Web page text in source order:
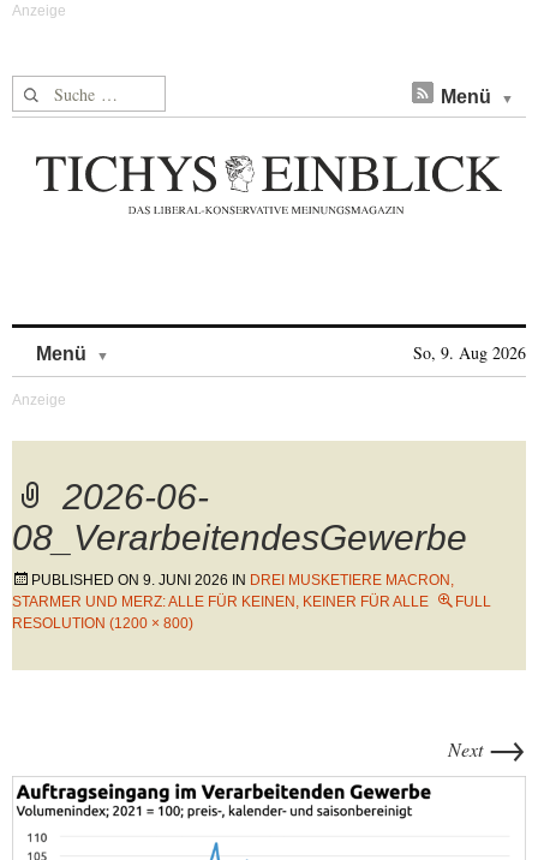
Suche nach: Menü
Menü So, 9. Aug 2026
2026-06-
08_VerarbeitendesGewerbe
PUBLISHED ON 9. JUNI 2026 IN DREI MUSKETIERE MACRON,
STARMER UND MERZ: ALLE FÜR KEINEN, KEINER FÜR ALLE
FULL
RESOLUTION (1200 × 800)
Next →